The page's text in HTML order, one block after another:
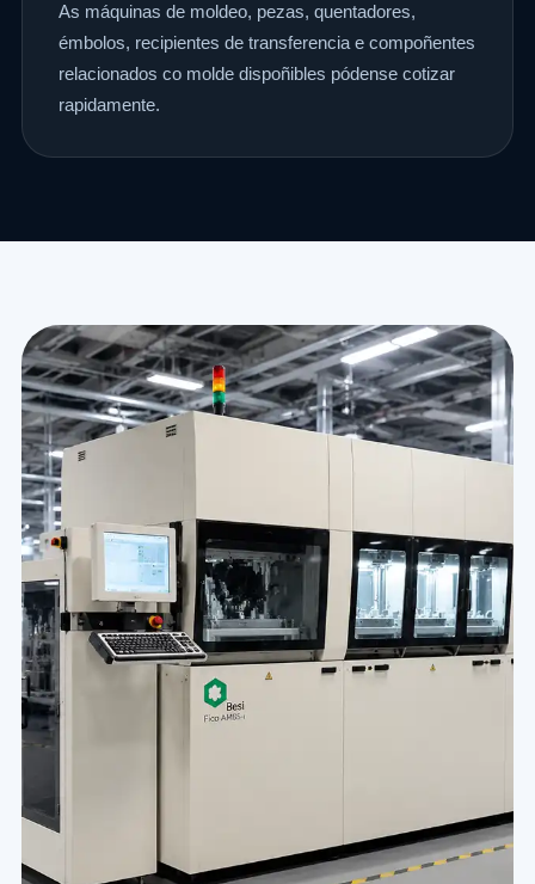
As máquinas de moldeo, pezas, quentadores,
émbolos, recipientes de transferencia e compoñentes
relacionados co molde dispoñibles pódense cotizar
rapidamente.